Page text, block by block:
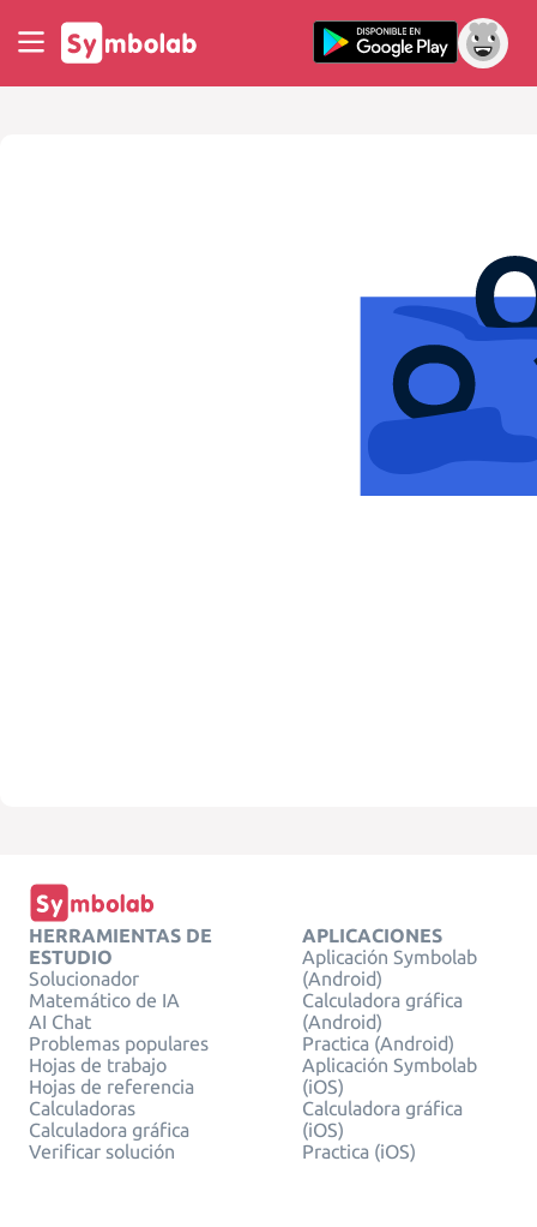
HERRAMIENTAS DE
ESTUDIO
Solucionador
Matemático de IA
AI Chat
Problemas populares
Hojas de trabajo
Hojas de referencia
Calculadoras
Calculadora gráfica
Verificar solución
APLICACIONES
Aplicación Symbolab
(Android)
Calculadora gráfica
(Android)
Practica (Android)
Aplicación Symbolab
(iOS)
Calculadora gráfica
(iOS)
Practica (iOS)